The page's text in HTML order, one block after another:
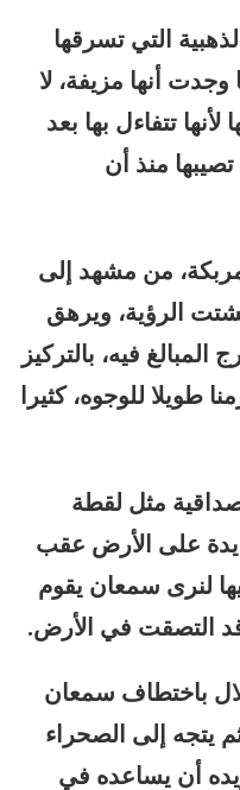
التي تسرقها
وجدت أنها مزيفة، لا
تتفاءل بها بعد
منذ أن
من مشهد إلى
الرؤية، ويرهق
فيه، بالتركيز
للوجوه، كثيرا
مثل لقطة
على الأرض عقب
لنرى سمعان يقوم
قد التصقت في الأرض.
باختطاف سمعان
يتجه إلى الصحراء
أن يساعده في